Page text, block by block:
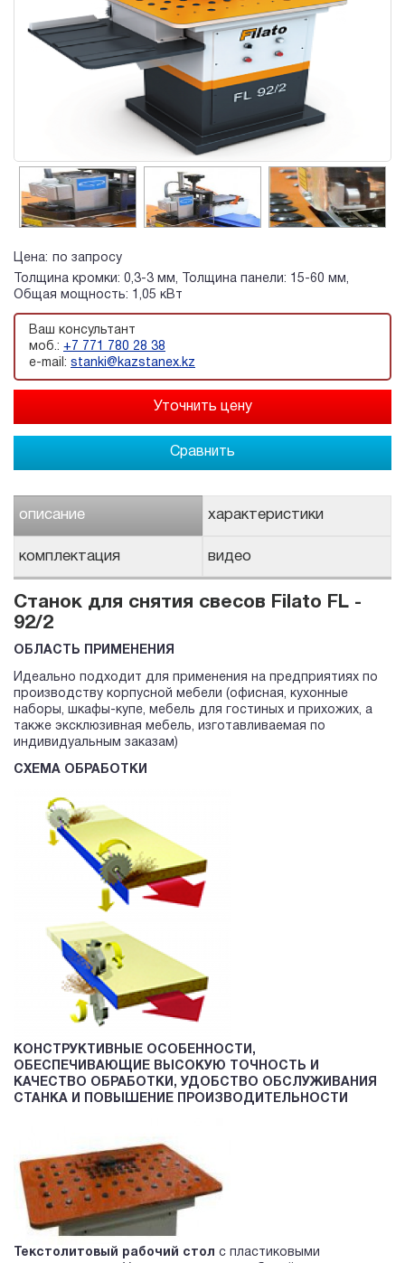
Цена:
по запросу
Толщина кромки: 0,3-3 мм, Толщина панели: 15-60 мм,
Общая мощность: 1,05 кВт
Ваш консультант
моб.: +7 771 780 28 38
e-mail: stanki@kazstanex.kz
Сравнить
описание характеристики
комплектация видео
Станок для снятия свесов Filato FL -
92/2
ОБЛАСТЬ ПРИМЕНЕНИЯ
Идеально подходит для применения на предприятиях по
производству корпусной мебели (офисная, кухонные
наборы, шкафы-купе, мебель для гостиных и прихожих, а
также эксклюзивная мебель, изготавливаемая по
индивидуальным заказам)
СХЕМА ОБРАБОТКИ
КОНСТРУКТИВНЫЕ ОСОБЕННОСТИ,
ОБЕСПЕЧИВАЮЩИЕ ВЫСОКУЮ ТОЧНОСТЬ И
КАЧЕСТВО ОБРАБОТКИ, УДОБСТВО ОБСЛУЖИВАНИЯ
СТАНКА И ПОВЫШЕНИЕ ПРОИЗВОДИТЕЛЬНОСТИ
Текстолитовый рабочий стол с пластиковыми